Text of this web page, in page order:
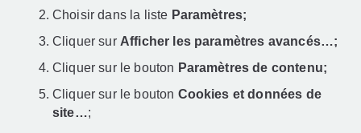
Choisir dans la liste Paramètres;
Cliquer sur Afficher les paramètres avancés…;
Cliquer sur le bouton Paramètres de contenu;
Cliquer sur le bouton Cookies et données de
site…;